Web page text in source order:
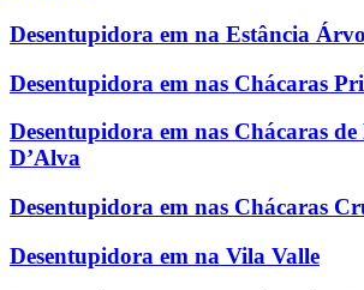
Desentupidora em na Estância
Desentupidora em nas Chácaras
Desentupidora em nas Chácaras
D’Alva
Desentupidora em nas Chácaras
Desentupidora em na Vila Valle